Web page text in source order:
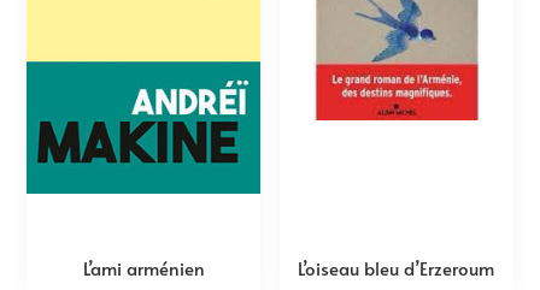
L’ami arménien L’oiseau bleu d’Erzeroum